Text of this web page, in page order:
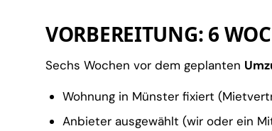
VORBEREITUNG: 6
Sechs Wochen vor dem geplanten
Wohnung in Münster fixiert
Anbieter ausgewählt (wir oder ein